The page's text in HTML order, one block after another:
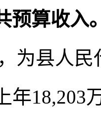
预算收入
为县人
年18,203